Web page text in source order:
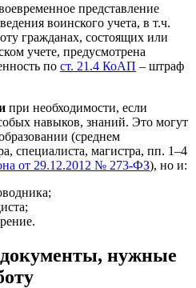
представление
воинского учета, в т.ч.
гражданах, состоящих или
учете, предусмотрена
по ст. 21.4 КоАП – штраф
при необходимости, если
навыков, знаний. Это могут
(среднем
специалиста, магистра, пп. 1–4
от 29.12.2012 № 273-ФЗ), но и:
нужные